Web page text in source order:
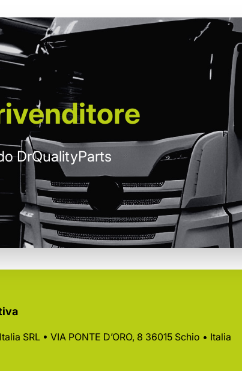
DrQualityParts
SRL • VIA PONTE D’ORO, 8 36015 Schio • Italia